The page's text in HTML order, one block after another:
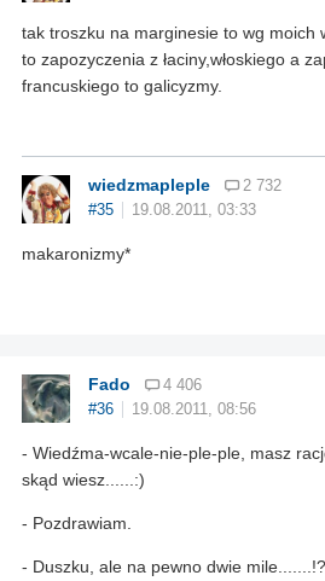
tak troszku na marginesie to wg moich
to zapozyczenia z łaciny,włoskiego a
francuskiego to galicyzmy.
wiedzmapleple
2 732
#35
19.08.2011, 03:33
makaronizmy*
Fado
4 406
#36
19.08.2011, 08:56
- Wiedźma-wcale-nie-ple-ple, masz
skąd wiesz......:)
- Pozdrawiam.
- Duszku, ale na pewno dwie